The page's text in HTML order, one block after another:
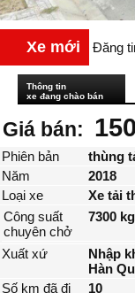
Xe mới Đăng
Thông tin
xe đang chào bán
Giá bán:
Phiên bản
thùng
Năm
2018
Loại xe
Xe tải
Công suất
chuyên chở
7300 kg
Xuất xứ
Nhập
Hàn
Số km đã đi
10